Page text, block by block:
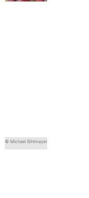
© Michael Bihlmayer